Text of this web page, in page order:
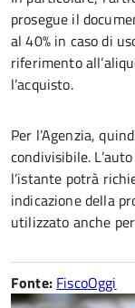
prosegue il
al 40% in caso di
riferimento
l’acquisto.
Per l’Agenzia,
condivisibile.
l’istante potrà
indicazione della
utilizzato anche
Fonte: FiscoOggi